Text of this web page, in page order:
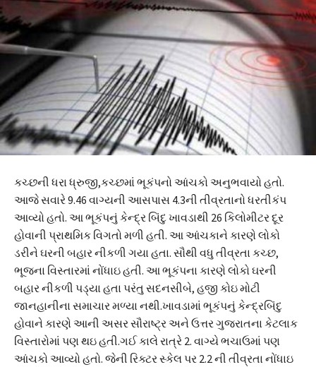
કચ્છની ધરા ધ્રુજી,કચ્છમાં ભૂકંપનો આંચકો અનુભવાયો હતો.
આજે સવારે 9.46 વાગ્યની આસપાસ 4.3ની તીવ્રતાનો ધરતીકંપ
આવ્યો હતો. આ ભૂકંપનું કેન્દ્ર બિંદુ ખાવડાથી 26 કિલોમીટર દૂર
હોવાની પ્રાથમિક વિગતો મળી હતી. આ આંચકાને કારણે લોકો
ડરીને ઘરની બહાર નીકળી ગયા હતા. સૌથી વધુ તીવ્રતા કચ્છ,
ભૂજના વિસ્તારમાં નોંધાઇ હતી. આ ભૂકંપના કારણે લોકો ઘરની
બહાર નીકળી પડ્યા હતા પરંતુ સદનસીબે, હજી કોઇ મોટી
જાનહાનીના સમાચાર મળ્યા નથી.ખાવડામાં ભૂકંપનું કેન્દ્રબિંદુ
હોવાને કારણે આની અસર સૌરાષ્ટ્ર અને ઉત્તર ગુજરાતના કેટલાક
વિસ્તારોમાં પણ થઇ હતી.ગઈ કાલે રાત્રે 2. વાગ્યે ભચાઉમાં પણ
આંચકો આવ્યો હતો. જેની રિક્ટર સ્કેલ પર 2.2 ની તીવ્રતા નોંધાઇ